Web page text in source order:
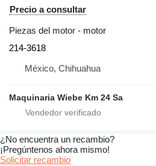
Precio a consultar
Piezas del motor - motor
214-3618
México, Chihuahua
Maquinaria Wiebe Km 24 Sa
¿No encuentra un recambio?
¡Pregúntenos ahora mismo!
Solicitar recambio